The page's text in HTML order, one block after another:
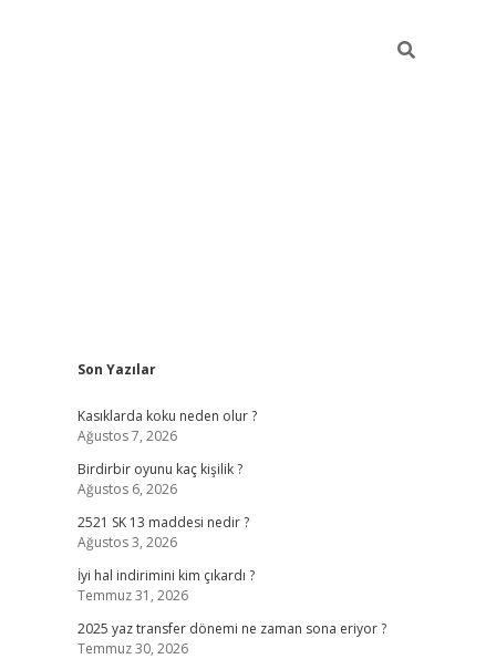
Sidebar
Son Yazılar
Kasıklarda koku neden olur ?
Ağustos 7, 2026
Birdirbir oyunu kaç kişilik ?
Ağustos 6, 2026
2521 SK 13 maddesi nedir ?
Ağustos 3, 2026
İyi hal indirimini kim çıkardı ?
Temmuz 31, 2026
2025 yaz transfer dönemi ne zaman sona eriyor ?
Temmuz 30, 2026